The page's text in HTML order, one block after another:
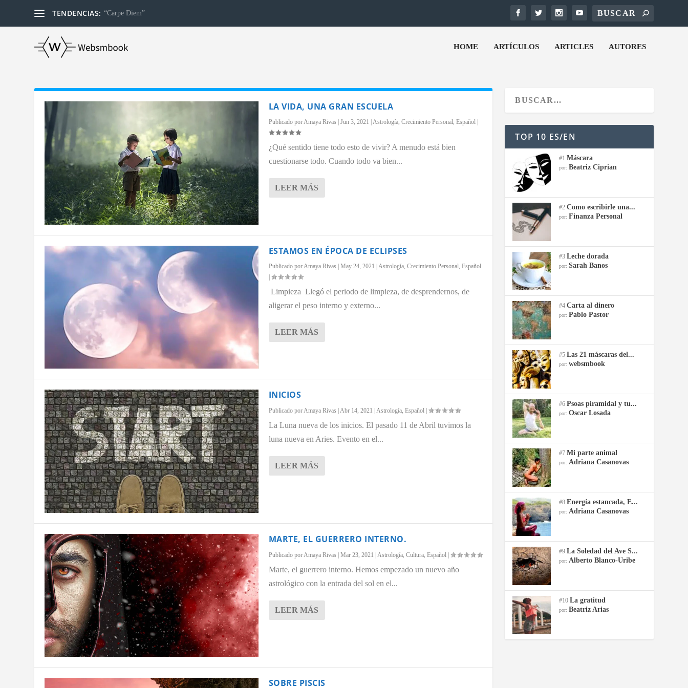
TENDENCIAS: “Carpe Diem”
HOME ARTÍCULOS ARTICLES AUTORES
LA VIDA, UNA GRAN ESCUELA
Publicado porAmaya Rivas Jun 3, 2021 Astrología, Crecimiento Personal, Español|
¿Qué sentido tiene todo esto de vivir? A menudo está bien
cuestionarse todo. Cuando todo va bien...
LEER MÁS
ESTAMOS EN ÉPOCA DE ECLIPSES
Publicado por Amaya Rivas | May 24, 2021 | Astrología, Crecimiento Personal Español
|
Limpieza Llegó el periodo de limpieza, de desprendernos, de
aligerar el peso interno y externo...
LEER MÁS
INICIOS
Publicado porAmaya Rivas Abr 14, 2021 Astrología, Español|
La Luna nueva de los inicios. El pasado 11 de Abril tuvimos la
luna nueva en Aries. Evento en el...
LEER MÁS
MARTE, EL GUERRERO INTERNO.
Publicado porAmaya Rivas | Mar 23, 2021 |Astrología, Cultura, Español|
Marte, el guerrero interno. Hemos empezado un nuevo año
astrológico con la entrada del sol en el...
LEER MÁS
SOBRE PISCIS
TOP 10 ES/EN
#1Máscara
por: Beatriz Ciprian
#2Como escribirle una...
por: Finanza Personal
#3Leche dorada
por:Sarah Banos
#4Carta al dinero
por: Pablo Pastor
#5Las 21 máscaras del...
por:websmbook
#6Psoas piramidal y tu...
por:Oscar Losada
#7Mi parte animal
por: Adriana Casanovas
#8Energía estancada, E...
por: Adriana Casanovas
#9La Soledad del Ave S...
por: Alberto Blanco-Uribe
#10La gratitud
por: Beatriz Arias